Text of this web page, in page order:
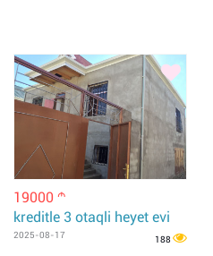
19000 m
kreditle 3 otaqli heyet evi
2025-08-17 188